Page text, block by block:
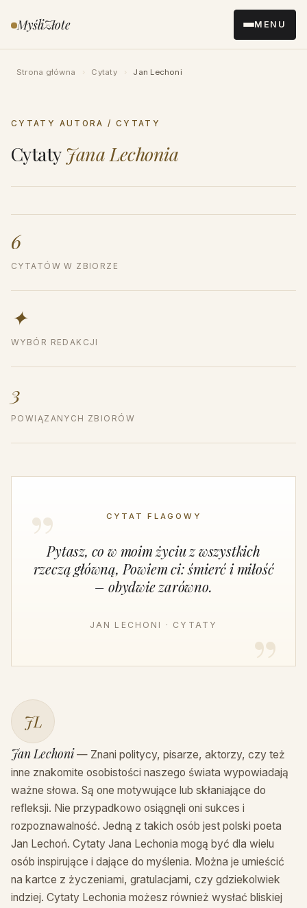
do MyśliZłote MENU
Strona główna › Cytaty › Jan Lechoni
CYTATY AUTORA / CYTATY
CytatyJana Lechonia
6
CYTATÓW W ZBIORZE
✦
WYBÓR REDAKCJI
3
POWIĄZANYCH ZBIORÓW
CYTAT FLAGOWY
Pytasz, co w moim życiu z wszystkich
rzeczą główną, Powiem ci: śmierć i miłość
– obydwie zarówno.
JAN LECHONI · CYTATY
JL
Jan Lechoni — Znani politycy, pisarze, aktorzy, czy też
inne znakomite osobistości naszego świata wypowiadają
ważne słowa. Są one motywujące lub skłaniające do
refleksji. Nie przypadkowo osiągnęli oni sukces i
rozpoznawalność. Jedną z takich osób jest polski poeta
Jan Lechoń. Cytaty Jana Lechonia mogą być dla wielu
osób inspirujące i dające do myślenia. Można je umieścić
na kartce z życzeniami, gratulacjami, czy gdziekolwiek
indziej. Cytaty Lechonia możesz również wysłać bliskiej